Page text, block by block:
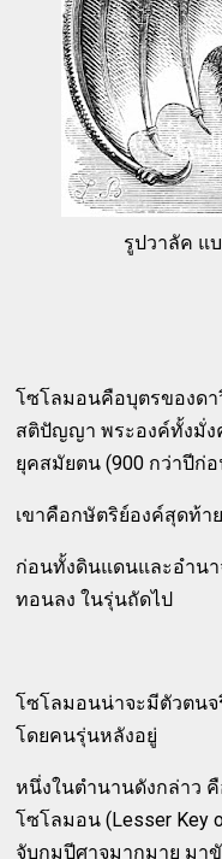
รูปวาลัค แ
โซโลมอนคือบุตรของดา
สติปัญญา พระองค์ทั้งมั่
ยุคสมัยตน (900 กว่าปีก่
เขาคือกษัตริย์องค์สุดท้า
ก่อนทั้งดินแดนและอำน
ทอนลง ในรุ่นถัดไป
โซโลมอนน่าจะมีตัวตนจ
โดยคนรุ่นหลังอยู่
หนึ่งในตำนานดังกล่าว
โซโลมอน (Lesser Key
จับกุมปีศาจมากมาย มา